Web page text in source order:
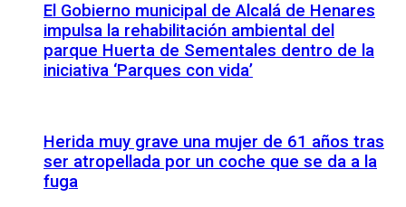
El Gobierno municipal de Alcalá de Henares
impulsa la rehabilitación ambiental del
parque Huerta de Sementales dentro de la
iniciativa ‘Parques con vida’
Herida muy grave una mujer de 61 años tras
ser atropellada por un coche que se da a la
fuga